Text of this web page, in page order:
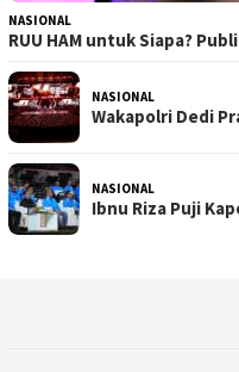
NASIONAL
RUU HAM untuk Siapa?
NASIONAL
Wakapolri Dedi
NASIONAL
Ibnu Riza Puji